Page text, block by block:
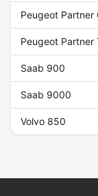
Peugeot Partner
Peugeot Partner
Saab 900
Saab 9000
Volvo 850